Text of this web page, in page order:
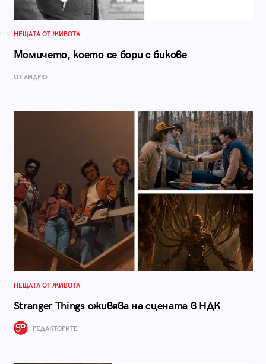
НЕЩАТА ОТ ЖИВОТА
Момичето, което се бори с бикове
ОТ АНДРЮ
НЕЩАТА ОТ ЖИВОТА
Stranger Things оживява на сцената в НДК
РЕДАКТОРИТЕ